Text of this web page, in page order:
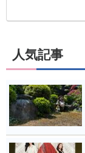
人気記事